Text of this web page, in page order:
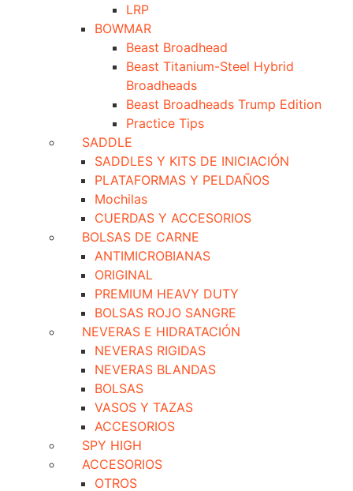
LRP
BOWMAR
Beast Broadhead
Beast Titanium-Steel Hybrid
Broadheads
Beast Broadheads Trump Edition
Practice Tips
SADDLE
SADDLES Y KITS DE INICIACIÓN
PLATAFORMAS Y PELDAÑOS
Mochilas
CUERDAS Y ACCESORIOS
BOLSAS DE CARNE
ANTIMICROBIANAS
ORIGINAL
PREMIUM HEAVY DUTY
BOLSAS ROJO SANGRE
NEVERAS E HIDRATACIÓN
NEVERAS RIGIDAS
NEVERAS BLANDAS
BOLSAS
VASOS Y TAZAS
ACCESORIOS
SPY HIGH
ACCESORIOS
OTROS